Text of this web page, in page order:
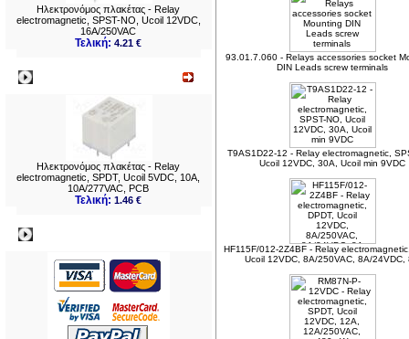
Ηλεκτρονόμος πλακέτας - Relay
electromagnetic, SPST-NO, Ucoil 12VDC,
16A/250VAC
Τελική:4.21 €
Ηλεκτρονόμος πλακέτας - Relay
electromagnetic, SPDT, Ucoil 5VDC, 10A,
10A/277VAC, PCB
Τελική:1.46 €
93.01.7.060 - Relays accessories socket
DIN Leads screw terminals
T9AS1D22-12 - Relay electromagnetic,
Ucoil 12VDC, 30A, Ucoil min 9VDC
HF115F/012-2Z4BF - Relay
Ucoil 12VDC, 8A/250VAC, 8A/24VDC,